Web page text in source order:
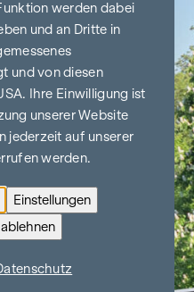
werden dabei
und an Dritte in
und von diesen
Ihre Einwilligung ist
unserer Website
jederzeit auf unserer
werden.
Einstellungen